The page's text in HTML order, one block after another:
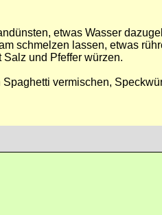
etwas Wasser
schmelzen lassen, etwas
und Pfeffer würzen.
vermischen,